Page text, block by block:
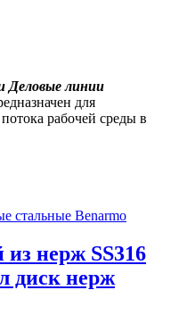
Деловые линии
для
рабочей среды в
стальные Benarmo
нерж SS316
диск нерж